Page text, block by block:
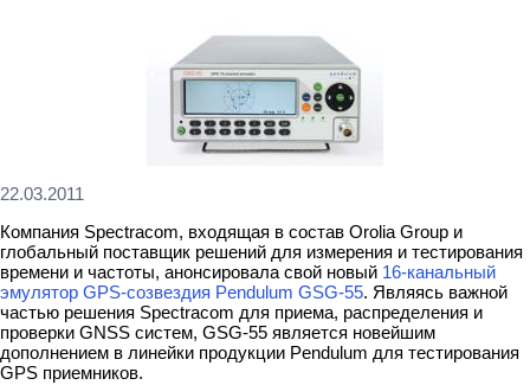
22.03.2011
Компания Spectracom, входящая в состав Orolia Group и
глобальный поставщик решений для измерения и тестирования
времени и частоты, анонсировала свой новый 16-канальный
эмулятор GPS-созвездия Pendulum GSG-55. Являясь важной
частью решения Spectracom для приема, распределения и
проверки GNSS систем, GSG-55 является новейшим
дополнением в линейки продукции Pendulum для тестирования
GPS приемников.